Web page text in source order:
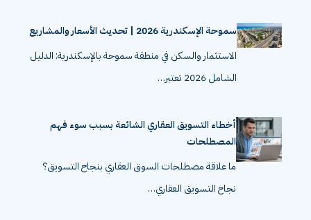
سموحة الإسكندرية 2026 | تحديث الأسعار والمشاريع
الاستثمار والسكن في منطقة سموحة بالإسكندرية: الدليل
الشامل 2026 تعتبر…
أخطاء التسويق العقاري الشائعة بسبب سوء فهم
المصطلحات
ما علاقة مصطلحات السوق العقاري بنجاح التسويق؟
نجاح التسويق العقاري…